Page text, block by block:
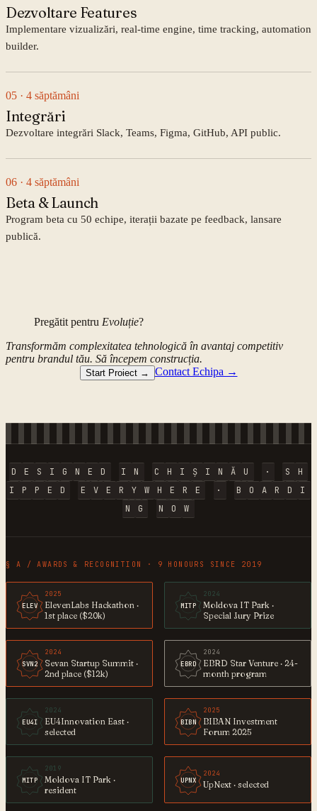
Dezvoltare Features
Implementare vizualizări, real-time engine, time tracking, automation
builder.
05 · 4 săptămâni
Integrări
Dezvoltare integrări Slack, Teams, Figma, GitHub, API public.
06 · 4 săptămâni
Beta & Launch
Program beta cu 50 echipe, iterații bazate pe feedback, lansare
publică.
Pregătit pentru Evoluție?
Transformăm complexitatea tehnologică în avantaj competitiv
pentru brandul tău. Să începem construcția.
Start Proiect → Contact Echipa →
D E S I G N E D I N C H I Ș I N Ă U · S
H
I
P P E D E V E R Y W H E R E · B O A R D
I
N
G N O W
§ A / AWARDS & RECOGNITION · 9 HONOURS SINCE 2019
ELEV
2025
ElevenLabs Hackathon ·
1st place ($20k)
MITP
2024
Moldova IT Park ·
Special Jury Prize
SVN2
2024
Sevan Startup Summit ·
2nd place ($12k)
EBRD
2024
EBRD Star Venture · 24-
month program
EU4I
2024
EU4Innovation East ·
selected
BIBN
2025
BIBAN Investment
Forum 2025
MITP
2019
Moldova IT Park ·
resident
UPNX
2024
UpNext · selected